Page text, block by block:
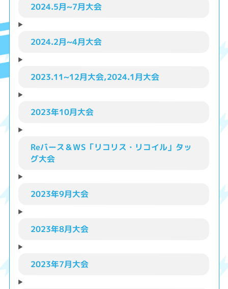
2024.5月~7月大会
2024.2月~4月大会
2023.11~12月大会,2024.1月大会
2023年10月大会
Reバース＆WS「リコリス・リコイル」タッ
グ大会
2023年9月大会
2023年8月大会
2023年7月大会